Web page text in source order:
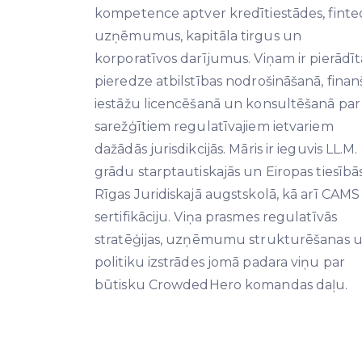
kompetence aptver kredītiestādes,
uzņēmumus, kapitāla tirgus un
korporatīvos darījumus. Viņam ir
pieredze atbilstības nodrošināšanā,
iestāžu licencēšanā un konsultēšanā par
sarežģītiem regulatīvajiem ietvariem
dažādās jurisdikcijās. Māris ir ieguvis LL.M.
grādu starptautiskajās un Eiropas
Rīgas Juridiskajā augstskolā, kā arī CAMS
sertifikāciju. Viņa prasmes regulatīvās
stratēģijas, uzņēmumu strukturēšanas
politiku izstrādes jomā padara viņu par
būtisku CrowdedHero komandas daļu.